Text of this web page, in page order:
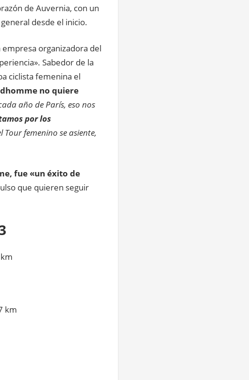
de Auvernia, con un
desde el inicio.
organizadora del
Sabedor de la
ciclista femenina el
no quiere
año de París, eso nos
por los
Tour femenino se asiente,
fue «un éxito de
que quieren seguir
km